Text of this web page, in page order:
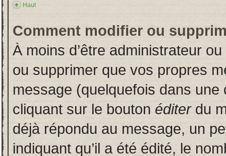
Haut
Comment modifier ou
À moins d’être administrateur
ou supprimer que vos propres
message (quelquefois dans
cliquant sur le bouton éditerdu
déjà répondu au message, un
indiquant qu’il a été édité, le